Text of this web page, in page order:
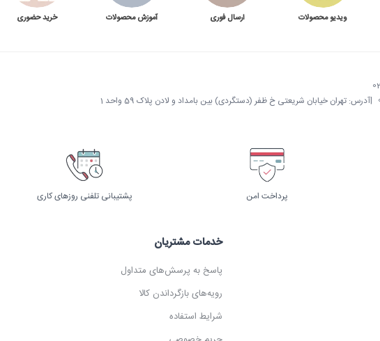
ویدیو محصولات ارسال فوری آموزش محصولات خرید حضوری
|آدرس: تهران خیابان شریعتی خ ظفر (دستگردی) بین بامداد و لادن پلاک 59 واحد 1
پرداخت امن پشتیبانی تلفنی روزهای کاری
خدمات مشتریان
پاسخ به پرسش‌های متداول
رویه‌های بازگرداندن کالا
شرایط استفاده